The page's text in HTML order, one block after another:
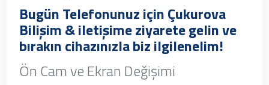
Bugün Telefonunuz için Çukurova
Bilişim & iletişime ziyarete gelin ve
bırakın cihazınızla biz ilgilenelim!
Ön Cam ve Ekran Değişimi